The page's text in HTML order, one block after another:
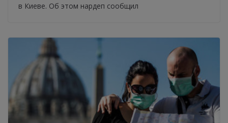
в Киеве. Об этом нардеп сообщил